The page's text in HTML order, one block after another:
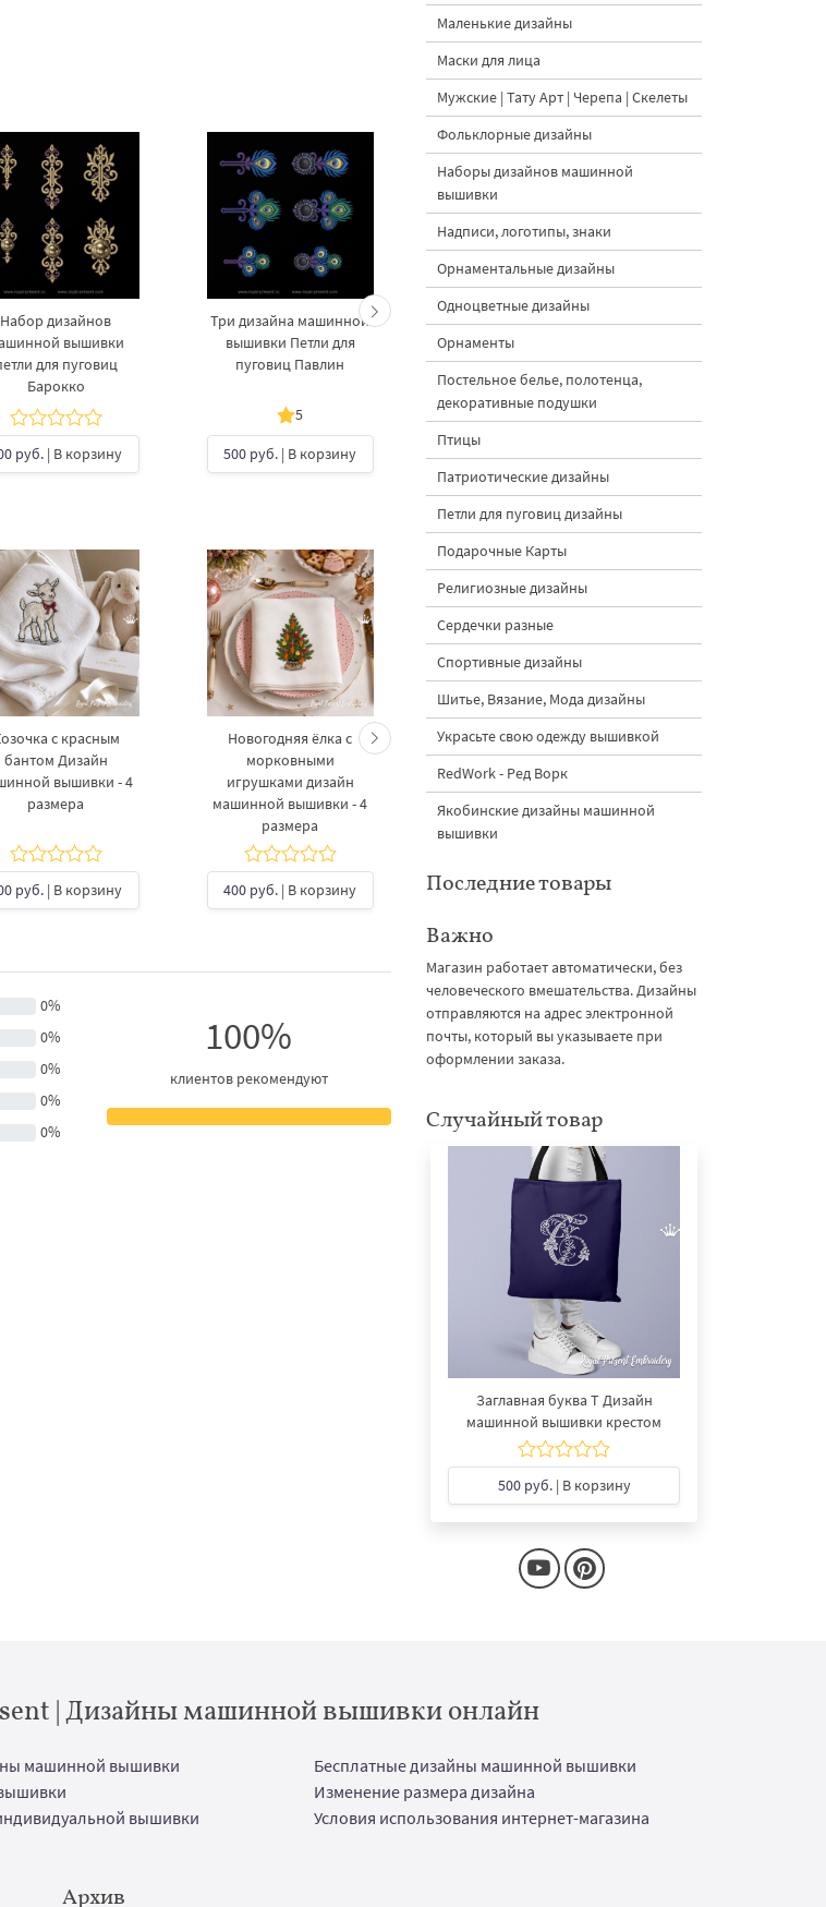
Набор дизайнов
вышивки
для пуговиц
Барокко
руб. | В корзину
Три дизайна машинной
вышивки Петли для
пуговиц Павлин
5
500 руб. | В корзину
Набор дизайнов
вышивки Петли для
пуговиц Золотой
Павлин
500 руб.| В корзину
500 руб.
с красным
бантом Дизайн
вышивки - 4
размера
руб. | В корзину
Новогодняя ёлка с
морковными
игрушками дизайн
машинной вышивки - 4
размера
400 руб. | В корзину
Кролик украшает ёлку
морковками дизайн
машинной вышивки - 3
размера
500 руб.| В корзину
0%
0%
0%
0%
0%
100%
клиентов рекомендуют
Маленькие дизайны
Маски для лица
Мужские | Тату Арт | Черепа | Скелеты
Фольклорные дизайны
Наборы дизайнов машинной
вышивки
Надписи, логотипы, знаки
Орнаментальные дизайны
Одноцветные дизайны
Орнаменты
Постельное белье, полотенца,
декоративные подушки
Птицы
Патриотические дизайны
Петли для пуговиц дизайны
Подарочные Карты
Религиозные дизайны
Сердечки разные
Спортивные дизайны
Шитье, Вязание, Мода дизайны
Украсьте свою одежду вышивкой
RedWork - Ред Ворк
Якобинские дизайны машинной
вышивки
Последние товары
Важно
Магазин работает автоматически, без
человеческого вмешательства. Дизайны
отправляются на адрес электронной
почты, который вы указываете при
оформлении заказа.
Случайный товар
Заглавная буква T Дизайн
машинной вышивки крестом
500 руб.| В корзину
| Дизайны машинной вышивки онлайн
машинной вышивки
Бесплатные дизайны машинной вышивки
Изменение размера дизайна
вышивки Условия использования интернет-магазина
Архив